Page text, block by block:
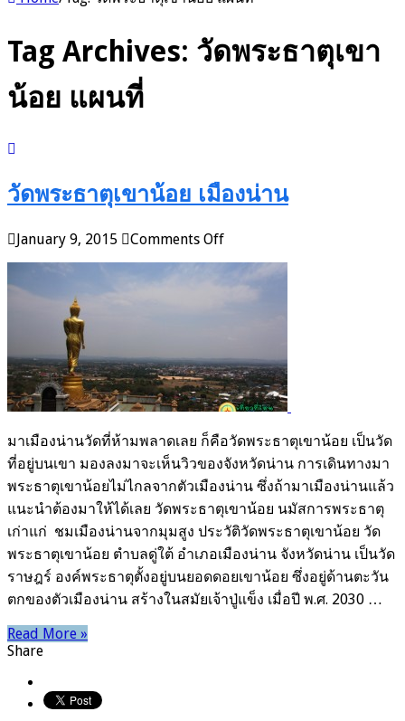
Tag Archives: วัดพระธาตุเขา
น้อย แผนที่
วัดพระธาตุเขาน้อย เมืองน่าน
January 9, 2015 Comments Offon
วัด
ธาตุ
เมือง
น่าน
มาเมืองน่านวัดที่ห้ามพลาดเลย ก็คือวัดพระธาตุเขาน้อย เป็นวัด
ที่อยู่บนเขา มองลงมาจะเห็นวิวของจังหวัดน่าน การเดินทางมา
พระธาตุเขาน้อยไม่ไกลจากตัวเมืองน่าน ซึ่งถ้ามาเมืองน่านแล้ว
แนะนำต้องมาให้ได้เลย วัดพระธาตุเขาน้อย นมัสการพระธาตุ
เก่าแก่ ชมเมืองน่านจากมุมสูง ประวัติวัดพระธาตุเขาน้อย วัด
พระธาตุเขาน้อย ตำบลดู่ใต้ อำเภอเมืองน่าน จังหวัดน่าน เป็นวัด
ราษฎร์ องค์พระธาตุตั้งอยู่บนยอดดอยเขาน้อย ซึ่งอยู่ด้านตะวัน
ตกของตัวเมืองน่าน สร้างในสมัยเจ้าปู่แข็ง เมื่อปี พ.ศ. 2030 …
Read More »
Share